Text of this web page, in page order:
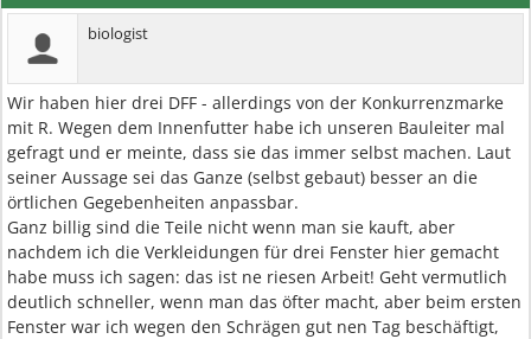
biologist
Wir haben hier drei DFF - allerdings von der Konkurrenzmarke
mit R. Wegen dem Innenfutter habe ich unseren Bauleiter mal
gefragt und er meinte, dass sie das immer selbst machen. Laut
seiner Aussage sei das Ganze (selbst gebaut) besser an die
örtlichen Gegebenheiten anpassbar.
Ganz billig sind die Teile nicht wenn man sie kauft, aber
nachdem ich die Verkleidungen für drei Fenster hier gemacht
habe muss ich sagen: das ist ne riesen Arbeit! Geht vermutlich
deutlich schneller, wenn man das öfter macht, aber beim ersten
Fenster war ich wegen den Schrägen gut nen Tag beschäftigt,